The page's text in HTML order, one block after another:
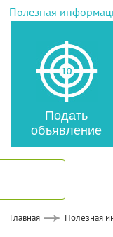
Полезная
Подать
объявление
Главная Полезная